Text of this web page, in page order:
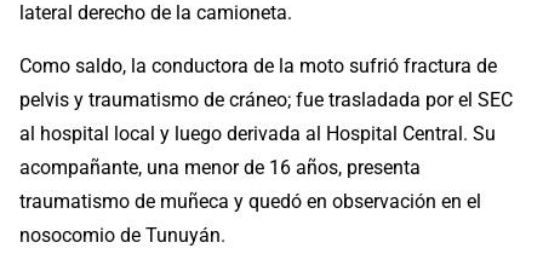
lateral derecho de la camioneta.
Como saldo, la conductora de la moto sufrió fractura de
pelvis y traumatismo de cráneo; fue trasladada por el SEC
al hospital local y luego derivada al Hospital Central. Su
acompañante, una menor de 16 años, presenta
traumatismo de muñeca y quedó en observación en el
nosocomio de Tunuyán.